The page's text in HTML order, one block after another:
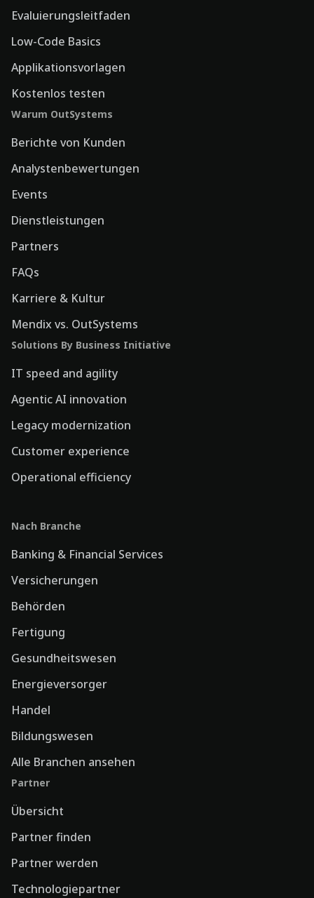
Evaluierungsleitfaden
Low-Code Basics
Applikationsvorlagen
Kostenlos testen
Warum OutSystems
Berichte von Kunden
Analystenbewertungen
Events
Dienstleistungen
Partners
FAQs
Karriere & Kultur
Mendix vs. OutSystems
Solutions By Business Initiative
IT speed and agility
Agentic AI innovation
Legacy modernization
Customer experience
Operational efficiency
Nach Branche
Banking & Financial Services
Versicherungen
Behörden
Fertigung
Gesundheitswesen
Energieversorger
Handel
Bildungswesen
Alle Branchen ansehen
Partner
Übersicht
Partner finden
Partner werden
Technologiepartner